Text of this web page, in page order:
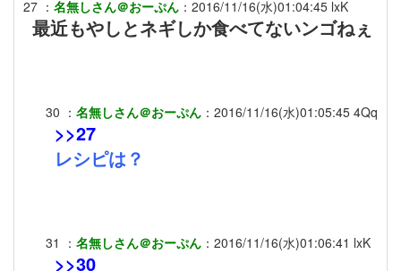
27 ： 名無しさん＠おーぷん ： 2016/11/16(水)01:04:45 lxK
最近もやしとネギしか食べてないンゴねぇ
30 ： 名無しさん＠おーぷん ： 2016/11/16(水)01:05:45 4Qq
>>27
レシピは？
31 ： 名無しさん＠おーぷん ： 2016/11/16(水)01:06:41 lxK
>>30